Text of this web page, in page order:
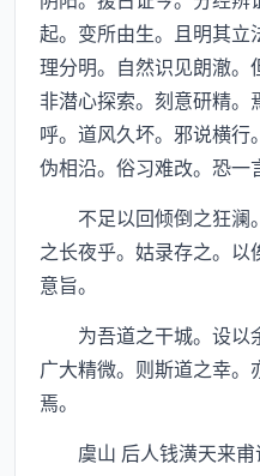
起。变所由生。且明其
理分明。自然识见朗澈。
非潜心探索。刻意研精
呼。道风久坏。邪说横
伪相沿。俗习难改。恐一
不足以回倾倒之狂澜
之长夜乎。姑录存之。
意旨。
为吾道之干城。设以
广大精微。则斯道之幸
焉。
虞山 后人钱潢天来甫